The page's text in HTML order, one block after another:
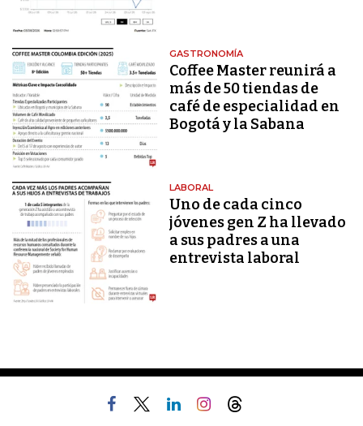
GASTRONOMÍA
Coffee Master reunirá a
más de 50 tiendas de
café de especialidad en
Bogotá y la Sabana
LABORAL
Uno de cada cinco
jóvenes gen Z ha llevado
a sus padres a una
entrevista laboral